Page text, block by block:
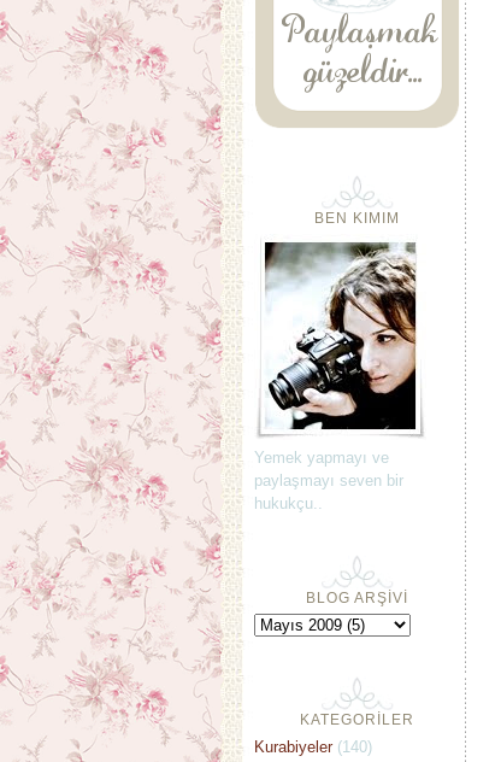
BEN KIMIM
Yemek yapmayı ve
paylaşmayı seven bir
hukukçu..
BLOG ARŞİVİ
KATEGORİLER
Kurabiyeler (140)